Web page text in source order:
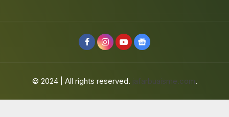
© 2024 | All rights reserved. jafarbuaisme.com.